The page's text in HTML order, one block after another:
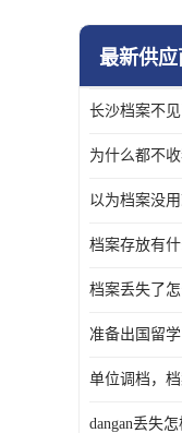
最新供应